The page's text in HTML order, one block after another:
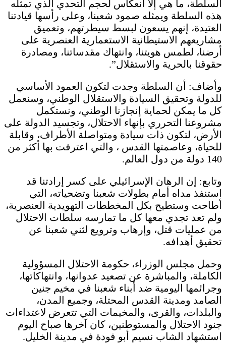
السلطة، ما هي إلا انعكاس لحجم التحدي الذي تمثله
هذه السلطة ويمثله صمود شعبنا، وعلى رأسها قيادتنا
العتيدة، إنهم يسعون لبسط سيطرتهم، وتعميق
مشاريعهم الاستيطانية الاستعمارية العنصرية على
أرضنا، لطمس هويتنا، وانتهاك مقدساتنا، ومصادرة
حقوقنا بالحرية والاستقلال”.
وأضاف: أن السلطة وجدت لتكون العمود الأساسي
للدولة وتحقيق السيادة والاستقلال الوطني، وسنعمل
كل ما يمكن لحماية إنجازنا الوطني، ونستكمل
مشروعنا التحرري بإنهاء الاحتلال، وتجسيد الدولة على
الأرض، لتكون ذات سيادة ومتواصلة الأطراف، وقابلة
للحياة، وعاصمتها القدس ، والتي اعترفت بها أكثر من
140 دولة من دول العالم.
وتابع: إن الرهان الإسرائيلي على كسر إرادتنا قد
استنفذ مداه أمام بطولات شعبنا وتضحياته، التي
أطاحت وستطيح بكل المخططات التهويدية العنصرية،
ولم تعد تجدي معها كل ما تمارسه سلطات الاحتلال
من عمليات قتل، وإرهاب وترويع لثني شعبنا عن
تحقيق أهدافه.
وحمل مجلس الوزراء، حكومة الاحتلال المسؤولية
الكاملة، والمباشرة عن تصعيد عدوانها، وانتهاكاتها،
وجرائمها اليومية ضد أبناء شعبنا في مخيم جنين
الصامد ومدينة القدس المحتلة، وجميع المدن،
والبلدات، والقرى، والمخيمات التي تتعرض لاعتداءات
جنود الاحتلال والمستوطنين، كان آخرها صباح اليوم
استشهاد الشاب نسيم أبو فودة في مدينة الخليل.